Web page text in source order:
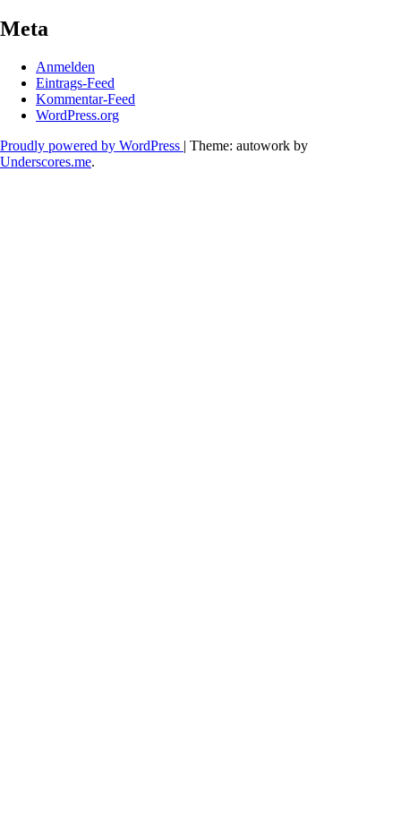
Meta
Anmelden
Eintrags-Feed
Kommentar-Feed
WordPress.org
Proudly powered by WordPress | Theme: autowork by
Underscores.me.